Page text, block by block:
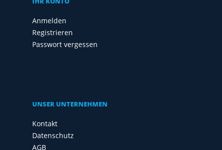
Anmelden
Registrieren
Passwort vergessen
UNSER UNTERNEHMEN
Kontakt
Datenschutz
AGB